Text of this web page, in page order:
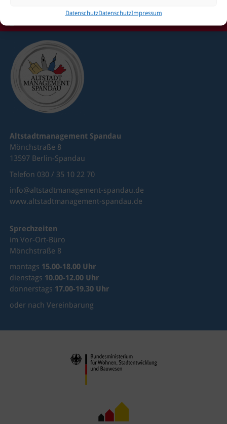
DatenschutzDatenschutzImpressum
Dann kontaktieren Sie uns
Altstadtmanagement Spandau
Mönchstraße 8
13597 Berlin-Spandau
Telefon 030 / 35 10 22 70
info@altstadtmanagement-spandau.de
www.altstadtmanagement-spandau.de
Sprechzeiten
im Vor-Ort-Büro
Mönchstraße 8
montags 15.00-18.00 Uhr
dienstags 10.00-12.00 Uhr
donnerstags 17.00-19.30 Uhr
oder nach Vereinbarung